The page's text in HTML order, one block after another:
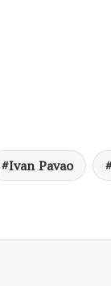
Ivan Pavao